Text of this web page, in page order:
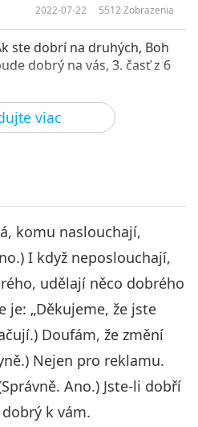
viac
2022-07-22 5512 Zobrazenia
ste dobrí na druhých, Boh
dobrý na vás, 3. časť z 6
2022-07-23 5495
2022-07-24 5437Zobrazenia
Ak ste dobrí na druhých, Boh
dobrý na vás, 5. časť z 6
2022-07-25
ste dobrí na druhých, Boh
bude dobrý na vás, 6. časť z 6
komu naslouchají,
I když neposlouchají,
udělají něco dobrého
je: „Děkujeme, že jste
Doufám, že změní
Nejen pro reklamu.
Ano.) Jste-li dobří
k vám.